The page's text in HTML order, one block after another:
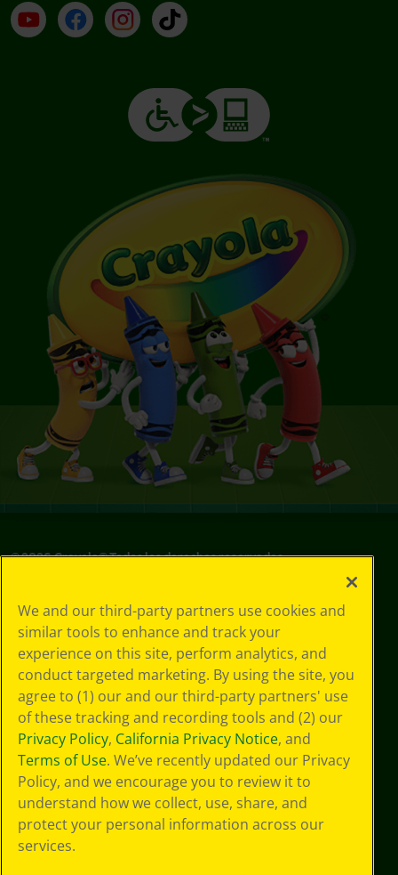
YouTube (en inglés)
Facebook (en inglés)
Instagram (en inglés)
TikTok
©2026Crayola® Todos los derechos reservados.
de privacidad
Política de
privacidad
Términos de SMS
GDPR
Aviso de
privacidad de CA
Cookie
Preferences
Condiciones de
uso
Accesibilidad web
Mapa del sitio
We and our third-party partners use cookies and
similar tools to enhance and track your
experience on this site, perform analytics, and
conduct targeted marketing. By using the site, you
agree to (1) our and our third-party partners' use
of these tracking and recording tools and (2) our
Privacy Policy, California Privacy Notice, and
Terms of Use. We’ve recently updated our Privacy
Policy, and we encourage you to review it to
understand how we collect, use, share, and
protect your personal information across our
services.